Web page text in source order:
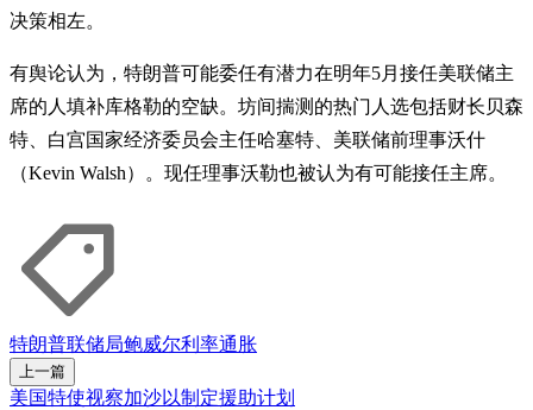
决策相左。
有舆论认为，特朗普可能委任有潜力在明年5月接任美联储主
席的人填补库格勒的空缺。坊间揣测的热门人选包括财长贝森
特、白宫国家经济委员会主任哈塞特、美联储前理事沃什
（Kevin Walsh）。现任理事沃勒也被认为有可能接任主席。
特朗普联储局鲍威尔利率通胀
上一篇
美国特使视察加沙以制定援助计划